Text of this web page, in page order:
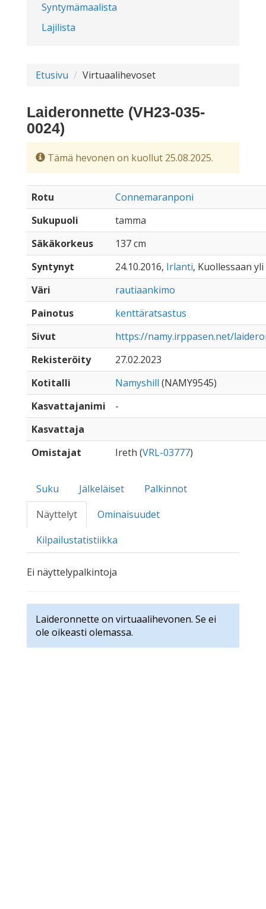
Syntymämaalista
Lajilista
Etusivu Virtuaalihevoset
Laideronnette (VH23-035-
0024)
Tämä hevonen on kuollut 25.08.2025.
Rotu
Connemaranponi
Sukupuoli
tamma
Säkäkorkeus
137 cm
Syntynyt
24.10.2016, Irlanti, Kuollessaan yli
Väri
rautiaankimo
Painotus
kenttäratsastus
Sivut
https://namy.irppasen.net/
Rekisteröity
27.02.2023
Kotitalli
Namyshill (NAMY9545)
Kasvattajanimi
-
Kasvattaja
Omistajat
Ireth (VRL-03777)
Suku Jälkeläiset
Palkinnot
Näyttelyt
Ominaisuudet
Kilpailustatistiikka
Ei näyttelypalkintoja
Laideronnette on virtuaalihevonen. Se ei
ole oikeasti olemassa.